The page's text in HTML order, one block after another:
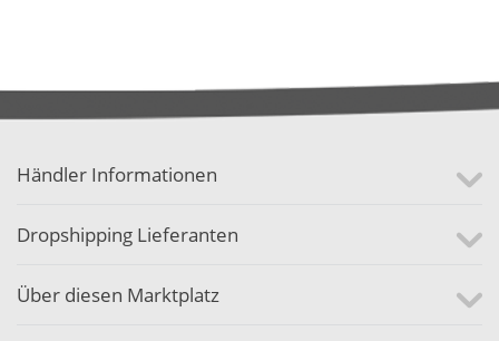
Händler Informationen
Dropshipping Lieferanten
Über diesen Marktplatz